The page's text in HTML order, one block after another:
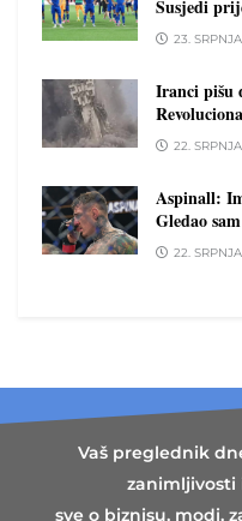
Susjedi
23.
Iranci pišu
22.
Aspinall:
Gledao
22.
Vaš preglednik
zanimljivosti
sve o biznisu, modi,